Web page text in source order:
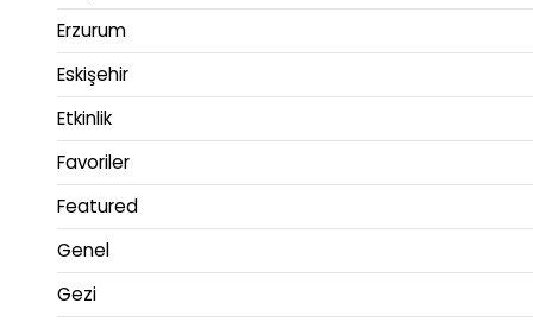
Erzurum
Eskişehir
Etkinlik
Favoriler
Featured
Genel
Gezi